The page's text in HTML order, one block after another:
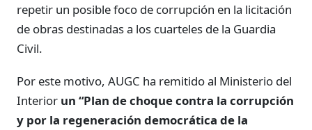
repetir un posible foco de corrupción en la licitación
de obras destinadas a los cuarteles de la Guardia
Civil.
Por este motivo, AUGC ha remitido al Ministerio del
Interior un “Plan de choque contra la corrupción
y por la regeneración democrática de la